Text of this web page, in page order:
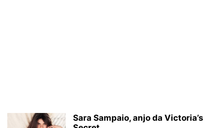
Sara Sampaio, anjo da Victoria’s